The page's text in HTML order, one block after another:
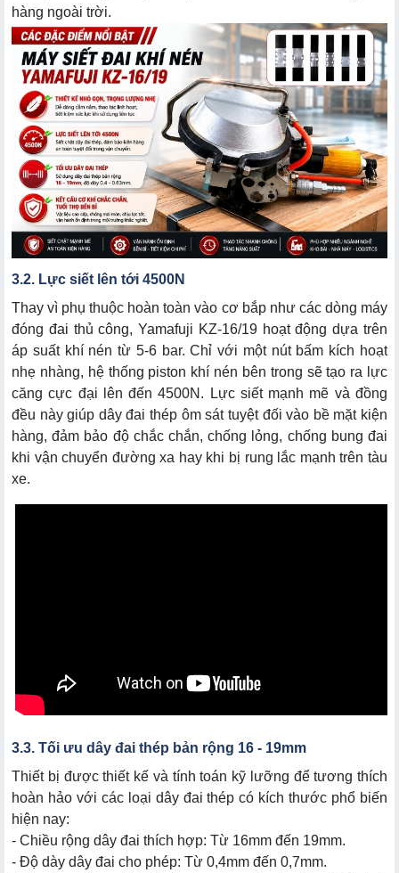
hàng ngoài trời.
3.2. Lực siết lên tới 4500N
Thay vì phụ thuộc hoàn toàn vào cơ bắp như các dòng máy
đóng đai thủ công, Yamafuji KZ-16/19 hoạt động dựa trên
áp suất khí nén từ 5-6 bar. Chỉ với một nút bấm kích hoạt
nhẹ nhàng, hệ thống piston khí nén bên trong sẽ tạo ra lực
căng cực đại lên đến 4500N. Lực siết mạnh mẽ và đồng
đều này giúp dây đai thép ôm sát tuyệt đối vào bề mặt kiện
hàng, đảm bảo độ chắc chắn, chống lỏng, chống bung đai
khi vận chuyển đường xa hay khi bị rung lắc mạnh trên tàu
xe.
3.3. Tối ưu dây đai thép bản rộng 16 - 19mm
Thiết bị được thiết kế và tính toán kỹ lưỡng để tương thích
hoàn hảo với các loại dây đai thép có kích thước phổ biến
hiện nay:
- Chiều rộng dây đai thích hợp: Từ 16mm đến 19mm.
- Độ dày dây đai cho phép: Từ 0,4mm đến 0,7mm.